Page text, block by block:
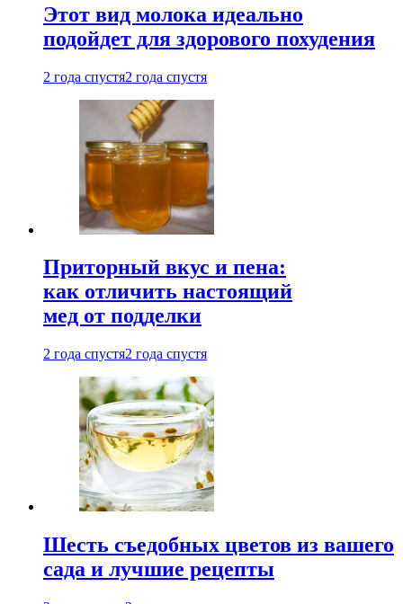
Этот вид молока идеально
подойдет для здорового похудения
2 года спустя2 года спустя
Приторный вкус и пена:
как отличить настоящий
мед от подделки
2 года спустя2 года спустя
Шесть съедобных цветов из вашего
сада и лучшие рецепты